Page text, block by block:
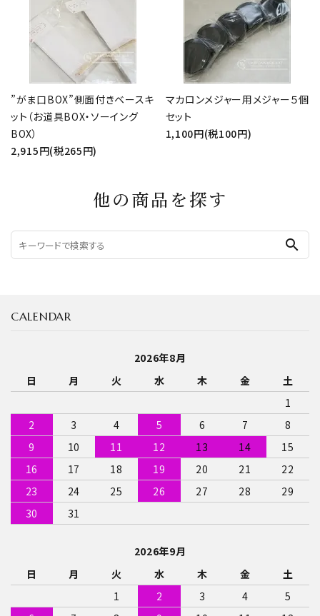
”がま口BOX”側面付きベースキ
ット（お道具BOX・ソーイング
BOX）
2,915円(税265円)
マカロンメジャー用メジャー５個
セット
1,100円(税100円)
他の商品を探す
search
CALENDAR
2026年8月
日
月 火 水 木 金
土
1
2
3 4 5 6 7
8
9
10 11 12 13 14
15
16
17 18 19 20 21
22
23
24 25 26 27 28
29
30
31
2026年9月
日
月 火 水 木 金
土
1
2 3 4
5